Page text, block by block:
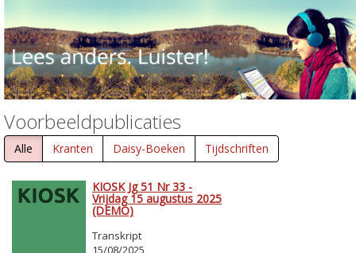
Voorbeeldpublicaties
Alle Kranten Daisy-Boeken Tijdschriften
KIOSK Jg 51 Nr 33 -
Vrijdag 15 augustus 2025
(DEMO)
Transkript
15/08/2025